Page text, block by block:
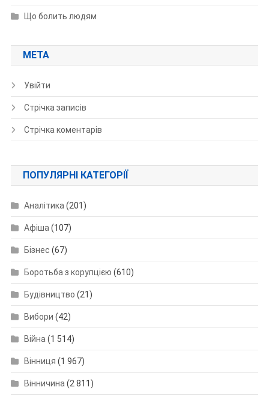
Що болить людям
МЕТА
Увійти
Стрічка записів
Стрічка коментарів
ПОПУЛЯРНІ КАТЕГОРІЇ
Аналітика (201)
Афіша (107)
Бізнес (67)
Боротьба з корупцією (610)
Будівництво (21)
Вибори (42)
Війна (1 514)
Вінниця (1 967)
Вінничина (2 811)